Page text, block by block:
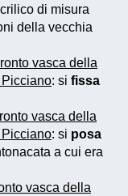
di misura
della vecchia
vasca della
: si fissa
vasca della
: si posa
a cui era
vasca della